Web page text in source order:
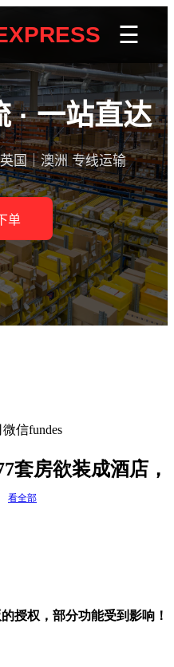
信fundes
套房欲装成酒店，
看全部
授权，部分功能受到影响！